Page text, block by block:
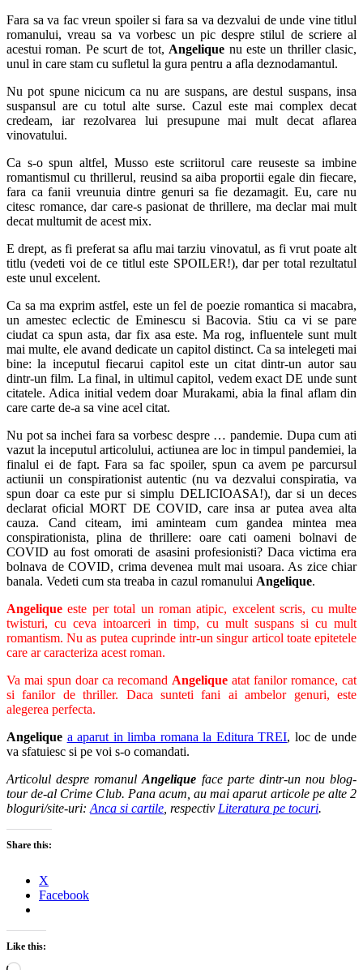
Fara sa va fac vreun spoiler si fara sa va dezvalui de unde vine titlul
romanului, vreau sa va vorbesc un pic despre stilul de scriere al
acestui roman. Pe scurt de tot, Angelique nu este un thriller clasic,
unul in care stam cu sufletul la gura pentru a afla deznodamantul.
Nu pot spune nicicum ca nu are suspans, are destul suspans, insa
suspansul are cu totul alte surse. Cazul este mai complex decat
credeam, iar rezolvarea lui presupune mai mult decat aflarea
vinovatului.
Ca s-o spun altfel, Musso este scriitorul care reuseste sa imbine
romantismul cu thrillerul, reusind sa aiba proportii egale din fiecare,
fara ca fanii vreunuia dintre genuri sa fie dezamagit. Eu, care nu
citesc romance, dar care-s pasionat de thrillere, ma declar mai mult
decat multumit de acest mix.
E drept, as fi preferat sa aflu mai tarziu vinovatul, as fi vrut poate alt
titlu (vedeti voi de ce titlul este SPOILER!), dar per total rezultatul
este unul excelent.
Ca sa ma exprim astfel, este un fel de poezie romantica si macabra,
un amestec eclectic de Eminescu si Bacovia. Stiu ca vi se pare
ciudat ca spun asta, dar fix asa este. Ma rog, influentele sunt mult
mai multe, ele avand dedicate un capitol distinct. Ca sa intelegeti mai
bine: la inceputul fiecarui capitol este un citat dintr-un autor sau
dintr-un film. La final, in ultimul capitol, vedem exact DE unde sunt
citatele. Adica initial vedem doar Murakami, abia la final aflam din
care carte de-a sa vine acel citat.
Nu pot sa inchei fara sa vorbesc despre … pandemie. Dupa cum ati
vazut la inceputul articolului, actiunea are loc in timpul pandemiei, la
finalul ei de fapt. Fara sa fac spoiler, spun ca avem pe parcursul
actiunii un conspirationist autentic (nu va dezvalui conspiratia, va
spun doar ca este pur si simplu DELICIOASA!), dar si un deces
declarat oficial MORT DE COVID, care insa ar putea avea alta
cauza. Cand citeam, imi aminteam cum gandea mintea mea
conspirationista, plina de thrillere: oare cati oameni bolnavi de
COVID au fost omorati de asasini profesionisti? Daca victima era
bolnava de COVID, crima devenea mult mai usoara. As zice chiar
banala. Vedeti cum sta treaba in cazul romanului Angelique.
Angelique este per total un roman atipic, excelent scris, cu multe
twisturi, cu ceva intoarceri in timp, cu mult suspans si cu mult
romantism. Nu as putea cuprinde intr-un singur articol toate epitetele
care ar caracteriza acest roman.
Va mai spun doar ca recomand Angelique atat fanilor romance, cat
si fanilor de thriller. Daca sunteti fani ai ambelor genuri, este
alegerea perfecta.
Angelique a aparut in limba romana la Editura TREI, loc de unde
va sfatuiesc si pe voi s-o comandati.
Articolul despre romanulAngelique face parte dintr-un nou blog-
tour de-al Crime Club. Pana acum, au mai aparut articole pe alte 2
bloguri/site-uri: Anca si cartile , respectiv Literatura pe tocuri.
Share this:
X
Facebook
Like this: